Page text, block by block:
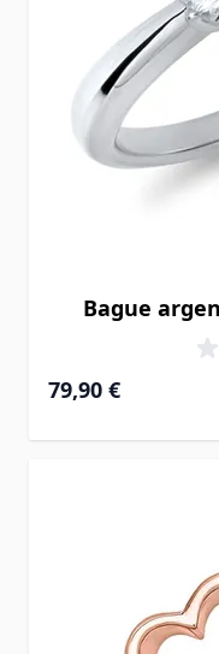
Bague
79,90 €